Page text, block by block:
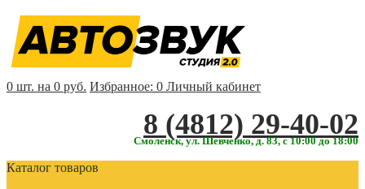
0 шт. на 0 руб. Избранное: 0 Личный кабинет
‎‎8 (4812) 29-40-02
Смоленск, ул. Шевченко, д. 83, с 10:00 до 18:00
Каталог товаров